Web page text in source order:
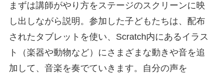
まずは講師がやり方をステージのスクリーンに映
し出しながら説明。参加した子どもたちは、配布
されたタブレットを使い、Scratch内にあるイラス
ト（楽器や動物など）にさまざまな動きや音を追
加して、音楽を奏でていきます。自分の声を